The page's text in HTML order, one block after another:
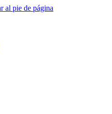
al pie de página